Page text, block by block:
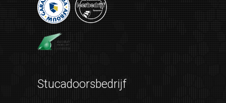
Stucadoorsbedrijf